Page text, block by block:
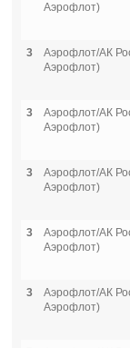
Аэрофлот)
3
Аэрофлот/АК
Аэрофлот)
3
Аэрофлот/АК
Аэрофлот)
3
Аэрофлот/АК
Аэрофлот)
3
Аэрофлот/АК
Аэрофлот)
3
Аэрофлот/АК
Аэрофлот)